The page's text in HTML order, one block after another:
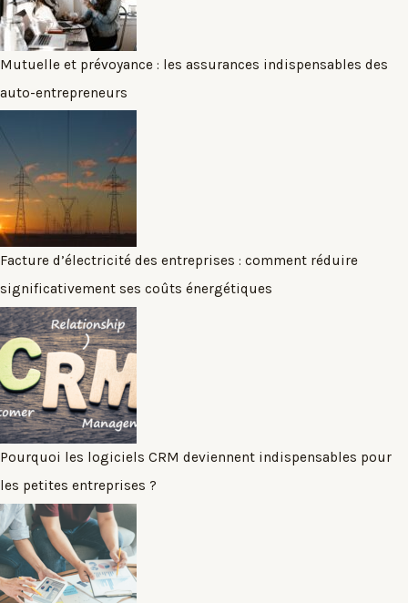
Mutuelle et prévoyance : les assurances indispensables des
auto-entrepreneurs
Facture d’électricité des entreprises : comment réduire
significativement ses coûts énergétiques
Pourquoi les logiciels CRM deviennent indispensables pour
les petites entreprises ?